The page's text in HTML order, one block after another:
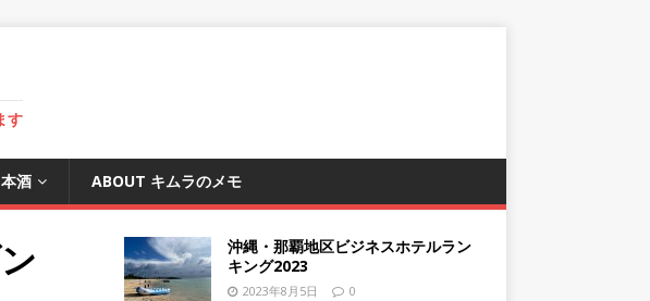
す
酒 ABOUT キムラのメモ
ン
沖縄・那覇地区ビジネスホテルラン
キング2023
2023年8月5日 0